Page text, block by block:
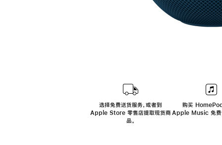
选择免费送货服务，或者到
Apple Store 零售店提取现货商
品。
购买
Apple Music 免费